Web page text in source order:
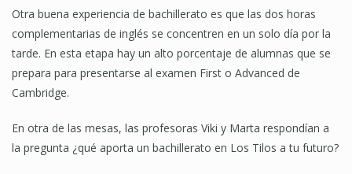
Otra buena experiencia de bachillerato es que las dos horas
complementarias de inglés se concentren en un solo día por la
tarde. En esta etapa hay un alto porcentaje de alumnas que se
prepara para presentarse al examen First o Advanced de
Cambridge.
En otra de las mesas, las profesoras Viki y Marta respondían a
la pregunta ¿qué aporta un bachillerato en Los Tilos a tu futuro?